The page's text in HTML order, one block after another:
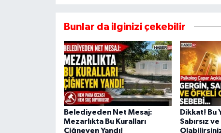
Bunlar da ilginizi çekebilir
Belediyeden Net Mesaj:
Mezarlıkta Bu Kuralları
Çiğneyen Yandı!
Dikkat! Bu
Sabırsız